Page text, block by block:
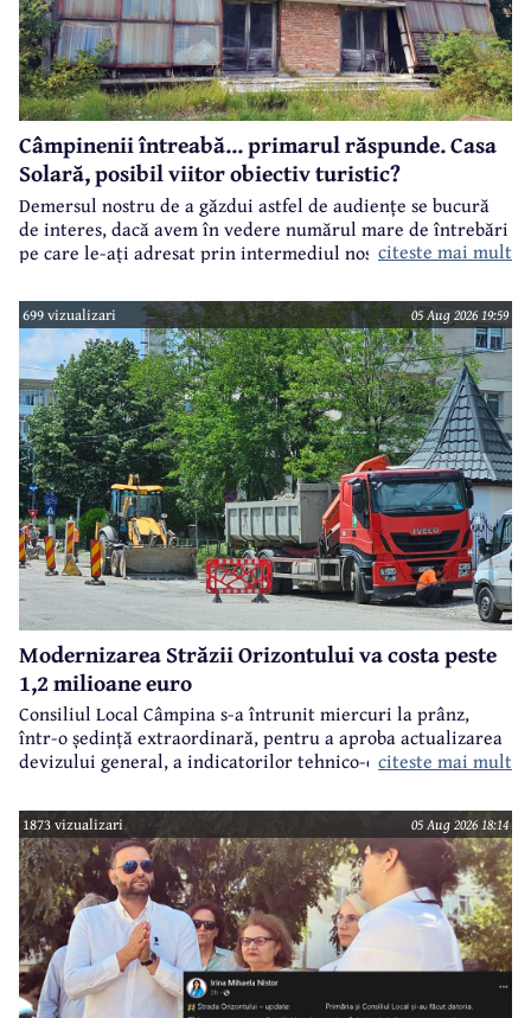
Câmpinenii întreabă... primarul răspunde. Casa
Solară, posibil viitor obiectiv turistic?
Demersul nostru de a găzdui astfel de audiențe se bucură
de interes, dacă avem în vedere numărul mare de întrebări
pe care le-ați adresat prin intermediul nostru primarului
citeste mai mult
699 vizualizari 05 Aug 2026 19:59
Modernizarea Străzii Orizontului va costa peste
1,2 milioane euro
Consiliul Local Câmpina s-a întrunit miercuri la prânz,
într-o ședință extraordinară, pentru a aproba actualizarea
devizului general, a indicatorilor tehnico-economici și a
realizarea modernizării Străzii Orizontului, obiectiv
finanțat prin Programul Național de Investiții ”Anghel
Saligny”.
citeste mai mult
1873 vizualizari 05 Aug 2026 18:14